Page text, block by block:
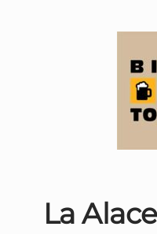
¿Esto que
Últimas
Todos los
Por el
La